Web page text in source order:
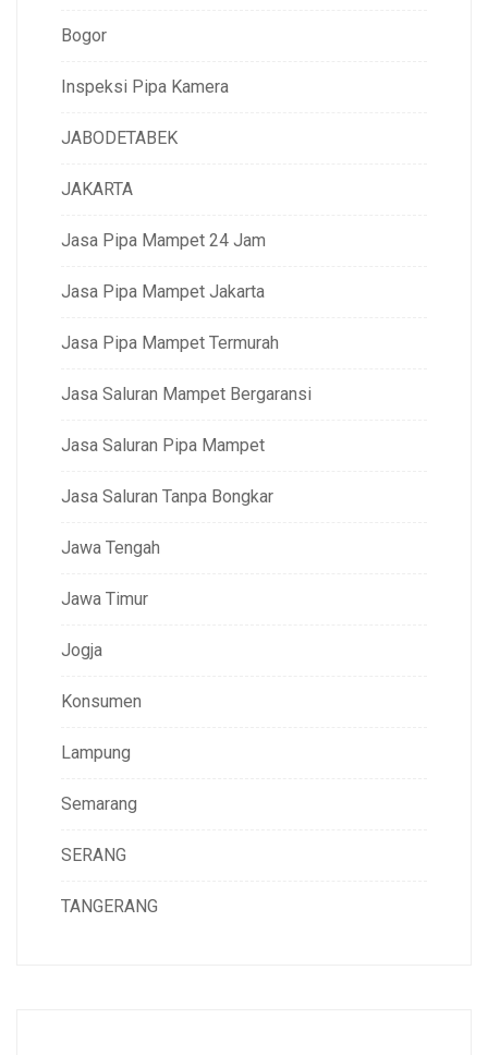
Bogor
Inspeksi Pipa Kamera
JABODETABEK
JAKARTA
Jasa Pipa Mampet 24 Jam
Jasa Pipa Mampet Jakarta
Jasa Pipa Mampet Termurah
Jasa Saluran Mampet Bergaransi
Jasa Saluran Pipa Mampet
Jasa Saluran Tanpa Bongkar
Jawa Tengah
Jawa Timur
Jogja
Konsumen
Lampung
Semarang
SERANG
TANGERANG